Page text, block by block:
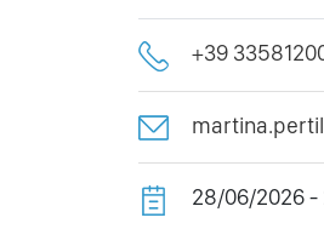
+39
28/06/2026